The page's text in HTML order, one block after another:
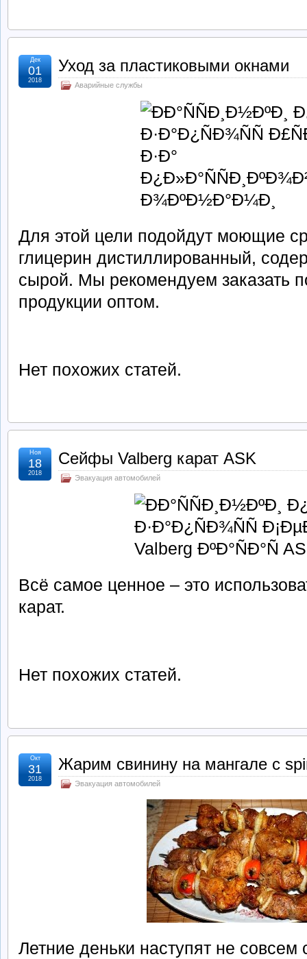
Уход за пластиковыми окнами
Аварийные службы
Дек
01
2018
Для этой цели подойдут моющие
глицерин дистиллированный,
сырой. Мы рекомендуем заказать
продукции оптом.
Нет похожих статей.
Сейфы Valberg карат ASK
Эвакуация автомобилей
Ноя
18
2018
Всё самое ценное – это
карат.
Нет похожих статей.
Жарим свинину на мангале с
Эвакуация автомобилей
Окт
31
2018
Летние деньки наступят не совсем